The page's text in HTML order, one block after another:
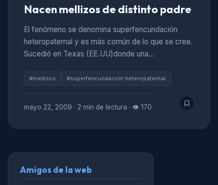
Nacen mellizos de distinto padre
El fenómeno se denomina superfencundación
heteropaternal y es más común de lo que se cree.
Sucedió en Texas (EE.UU)donde una…
#mellizos #superfencundación heteropaternal
mayo 22, 2009 · 2 min de lectura · 👁 170
Amigos de la web